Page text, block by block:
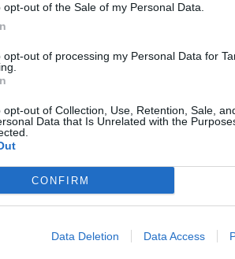
opt-out of the Sale of my Personal Data.
opt-out of processing my Personal Data for
opt-out of Collection, Use, Retention, Sale,
Data that Is Unrelated with the
CONFIRM
Data Deletion Data Access
którą wywołały trzy młode kobiety.